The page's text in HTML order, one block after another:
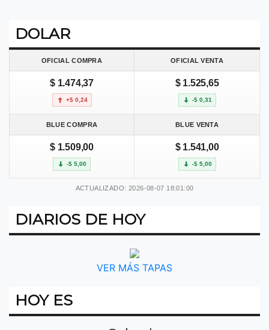
DOLAR
OFICIAL COMPRA OFICIAL VENTA
$ 1.474,37
+$ 0,24
$ 1.525,65
-$ 0,31
BLUE COMPRA BLUE VENTA
$ 1.509,00
-$ 5,00
$ 1.541,00
-$ 5,00
ACTUALIZADO: 2026-08-07 18:01:00
DIARIOS DE HOY
VER MÁS TAPAS
HOY ES